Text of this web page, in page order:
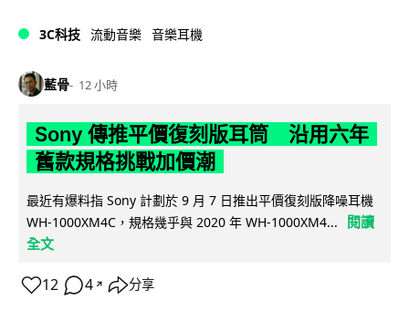
3C科技 流動音樂 音樂耳機
藍骨 12 小時
Sony 傳推平價復刻版耳筒 沿用六年
舊款規格挑戰加價潮
最近有爆料指 Sony 計劃於 9 月 7 日推出平價復刻版降噪耳機
WH-1000XM4C，規格幾乎與 2020 年 WH-1000XM4...
閱讀
全文
12 4 ↗ 分享